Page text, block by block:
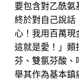
要包含對乙酰
終於對自己說話
心！我用百萬現
這就是愛！」類
芬、雙氯芬酸、
舉其作為基本鎮